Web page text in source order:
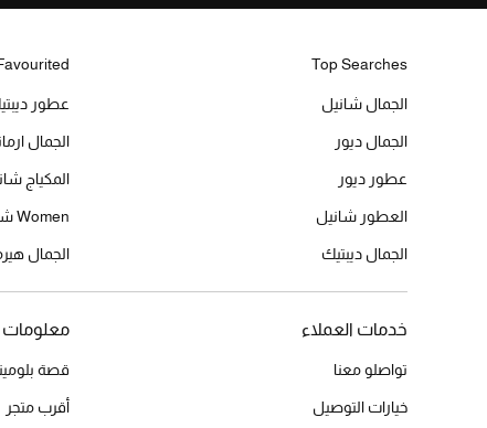
Top Searches
الجمال شانيل
الجمال ديور
عطور ديور
العطور شانيل
الجمال ديبتيك
عطور
الجمال
المكياج
Women شانيل
الجمال
خدمات العملاء
تواصلو معنا
خيارات التوصيل
معلومات
قصة
أقرب متجر